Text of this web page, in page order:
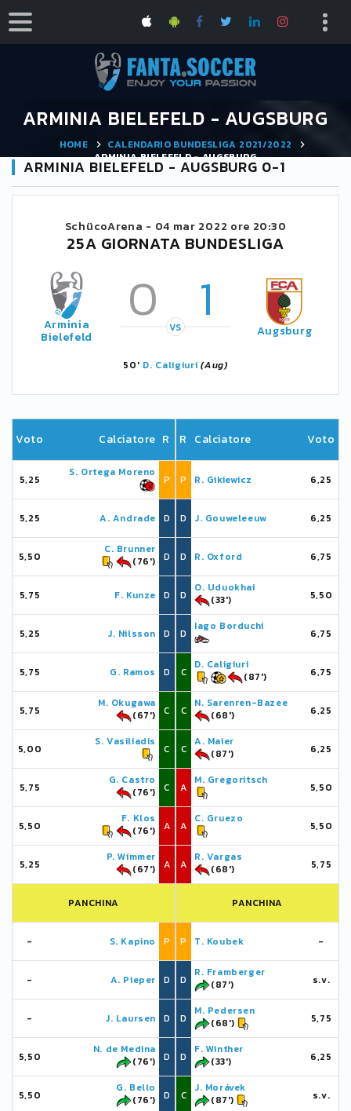
ARMINIA BIELEFELD - AUGSBURG
HOME
CALENDARIO BUNDESLIGA 2021/2022
ARMINIA BIELEFELD - AUGSBURG
ARMINIA BIELEFELD - AUGSBURG 0-1
SchücoArena - 04 mar 2022 ore 20:30
25A GIORNATA BUNDESLIGA
Arminia
Bielefeld
0 1
VS Augsburg
50' D. Caligiuri (Aug)
Voto Calciatore R
5,25
S. Ortega Moreno
P
5,25 A. Andrade D
5,50
C. Brunner
(76')
D
5,75 F. Kunze D
5,25 J. Nilsson D
5,75 G. Ramos D
5,75
M. Okugawa
(67')
C
5,00
S. Vasiliadis
C
5,75
G. Castro
(76')
C
5,50
F. Klos
(76')
A
5,25
P. Wimmer
(67')
A
PANCHINA
- S. Kapino P
- A. Pieper D
- J. Laursen D
5,50
N. de Medina
(76')
D
5,50
G. Bello
(76')
D
R Calciatore Voto
P R. Gikiewicz 6,25
D J. Gouweleeuw 6,25
D R. Oxford 6,75
D
O. Uduokhai
(33')
5,50
D
Iago Borduchi
6,75
C
D. Caligiuri
(87')
6,75
C
N. Sarenren-Bazee
(68')
6,25
C
A. Maier
(87')
6,25
A
M. Gregoritsch
5,50
A
C. Gruezo
5,50
A
R. Vargas
(68')
5,75
PANCHINA
P T. Koubek -
D
R. Framberger
(87')
s.v.
D
M. Pedersen
(68')
5,75
D
F. Winther
(33')
6,25
C
J. Morávek
(87')
s.v.